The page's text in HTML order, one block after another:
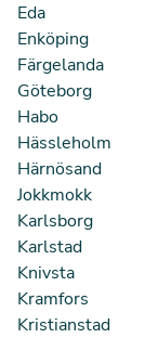
Eda
Enköping
Färgelanda
Göteborg
Habo
Hässleholm
Härnösand
Jokkmokk
Karlsborg
Karlstad
Knivsta
Kramfors
Kristianstad